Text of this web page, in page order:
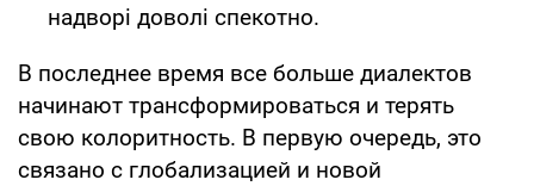
надворі доволі спекотно.
В последнее время все больше диалектов
начинают трансформироваться и терять
свою колоритность. В первую очередь, это
связано с глобализацией и новой